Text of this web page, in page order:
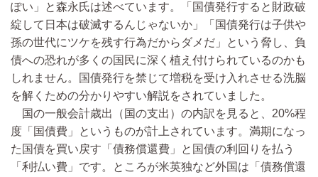
ぽい」と森永氏は述べています。「国債発行すると財政破
綻して日本は破滅するんじゃないか」「国債発行は子供や
孫の世代にツケを残す行為だからダメだ」という脅し、負
債への恐れが多くの国民に深く植え付けられているのかも
しれません。国債発行を禁じて増税を受け入れさせる洗脳
を解くための分かりやすい解説をされていました。
国の一般会計歳出（国の支出）の内訳を見ると、20%程
度「国債費」というものが計上されています。満期になっ
た国債を買い戻す「債務償還費」と国債の利回りを払う
「利払い費」です。ところが米英独など外国は「債務償還